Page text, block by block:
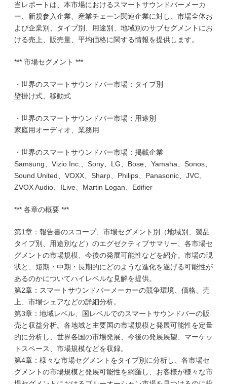
当レポートは、本市場におけるスマートサウンドバーメーカ
ー、新規参入企業、産業チェーン関連企業に対し、市場全体お
よび企業別、タイプ別、用途別、地域別のサブセグメントにお
ける売上、販売量、平均価格に関する情報を提供します。
*** 市場セグメント ***
・世界のスマートサウンドバー市場：タイプ別
壁掛け式、移動式
・世界のスマートサウンドバー市場：用途別
家庭用オーディオ、業務用
・世界のスマートサウンドバー市場：掲載企業
Samsung、Vizio Inc.、Sony、LG、Bose、Yamaha、Sonos、
Sound United、VOXX、Sharp、Philips、Panasonic、JVC、
ZVOX Audio、ILive、Martin Logan、Edifier
*** 各章の概要 ***
第1章：報告書のスコープ、市場セグメント別（地域別、製品
タイプ別、用途別など）のエグゼクティブサマリー、各市場セ
グメントの市場規模、今後の発展可能性などを紹介。市場の現
状と、短期・中期・長期的にどのような進化を遂げる可能性が
あるのかについてハイレベルな見解を提供。
第2章：スマートサウンドバーメーカーの競争環境、価格、売
上、市場シェアなどの詳細分析。
第3章：地域レベル、国レベルでのスマートサウンドバーの販
売と収益分析。各地域と主要国の市場規模と発展可能性を定量
的に分析し、世界各国の市場発展、今後の発展展望、マーケッ
トスペース、市場規模などを収録。
第4章：様々な市場セグメントをタイプ別に分析し、各市場セ
グメントの市場規模と発展可能性を網羅し、お客様が様々な市